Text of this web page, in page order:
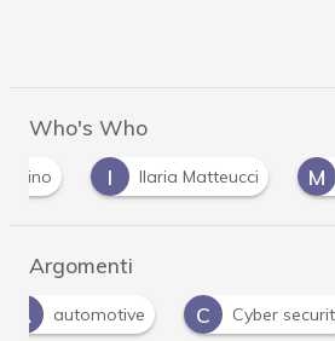
Who's Who
I Ilaria Matteucci M
Argomenti
A
automotive C Cyber